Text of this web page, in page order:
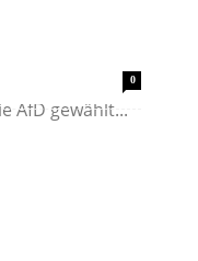
0
zur letzten
AfD gewählt...